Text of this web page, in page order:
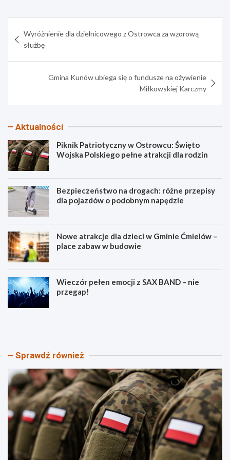
wpisu
Wyróżnienie dla dzielnicowego z Ostrowca za wzorową
służbę
Gmina Kunów ubiega się o fundusze na ożywienie
Miłkowskiej Karczmy
Aktualności
Piknik Patriotyczny w Ostrowcu: Święto
Wojska Polskiego pełne atrakcji dla rodzin
Bezpieczeństwo na drogach: różne przepisy
dla pojazdów o podobnym napędzie
Nowe atrakcje dla dzieci w Gminie Ćmielów –
place zabaw w budowie
Wieczór pełen emocji z SAX BAND – nie
przegap!
P
k
a
t
r
i
o
t
z
B
e
z
e
ń
s
t
w
a
Sprawdź również